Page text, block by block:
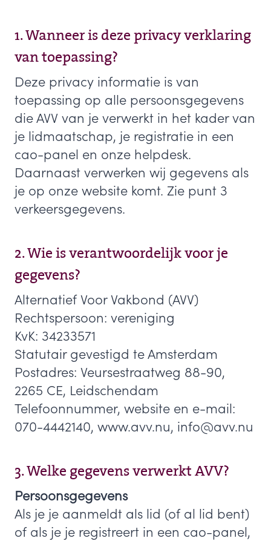
1. Wanneer is deze privacy verklaring
van toepassing?
Deze privacy informatie is van
toepassing op alle persoonsgegevens
die AVV van je verwerkt in het kader van
je lidmaatschap, je registratie in een
cao-panel en onze helpdesk.
Daarnaast verwerken wij gegevens als
je op onze website komt. Zie punt 3
verkeersgegevens.
2. Wie is verantwoordelijk voor je
gegevens?
Alternatief Voor Vakbond (AVV)
Rechtspersoon: vereniging
KvK: 34233571
Statutair gevestigd te Amsterdam
Postadres: Veursestraatweg 88-90,
2265 CE, Leidschendam
Telefoonnummer, website en e-mail:
070-4442140, www.avv.nu, info@avv.nu
3. Welke gegevens verwerkt AVV?
Persoonsgegevens
Als je je aanmeldt als lid (of al lid bent)
of als je je registreert in een cao-panel,